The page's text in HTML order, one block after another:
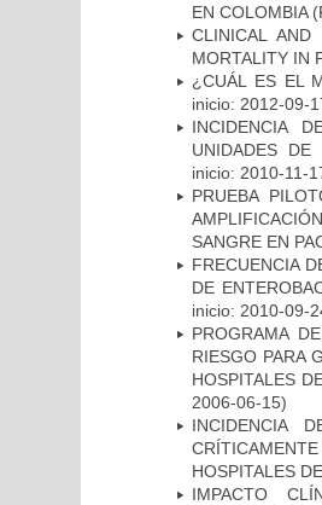
EN COLOMBIA
CLINICAL AND
MORTALITY IN
¿CUÁL ES EL
inicio: 2012-09-
INCIDENCIA
UNIDADES DE
inicio: 2010-11-
PRUEBA
SANGRE EN
FRECUENCIA
DE
inicio: 2010-09-
PROGRAMA
RIESGO PARA
HOSPITALES
2006-06-15)
INCIDENCIA
HOSPITALES
IMPACTO